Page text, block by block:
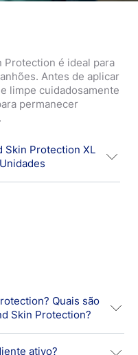
Protection é ideal para
Antes de aplicar
limpe cuidadosamente
permanecer
Skin Protection XL
que as
Quais são
Skin Protection?
ativo?